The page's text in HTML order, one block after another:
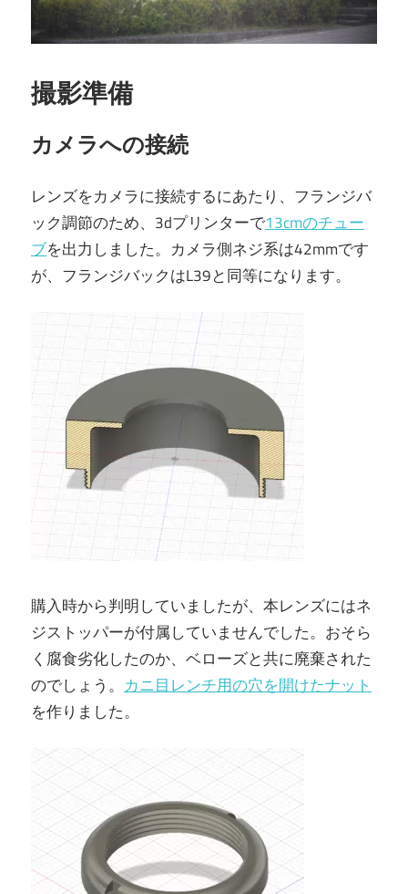
撮影準備
カメラへの接続
レンズをカメラに接続するにあたり、フランジバ
ック調節のため、3dプリンターで13cmのチュー
ブを出力しました。カメラ側ネジ系は42mmです
が、フランジバックはL39と同等になります。
購入時から判明していましたが、本レンズにはネ
ジストッパーが付属していませんでした。おそら
く腐食劣化したのか、ベローズと共に廃棄された
のでしょう。 カニ目レンチ用の穴を開けたナット
を作りました。